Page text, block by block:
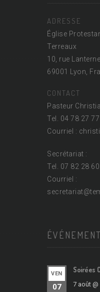
ADRESSE
Église
Terreaux
10, rue Lanterne
69001 Lyon,
CONTACT
Pasteur
Tel. 04 78 27
Courriel :
Secrétariat :
Tel. 07 82 28
Courriel :
secretariat@
VEN
07
Soirées
7 août @